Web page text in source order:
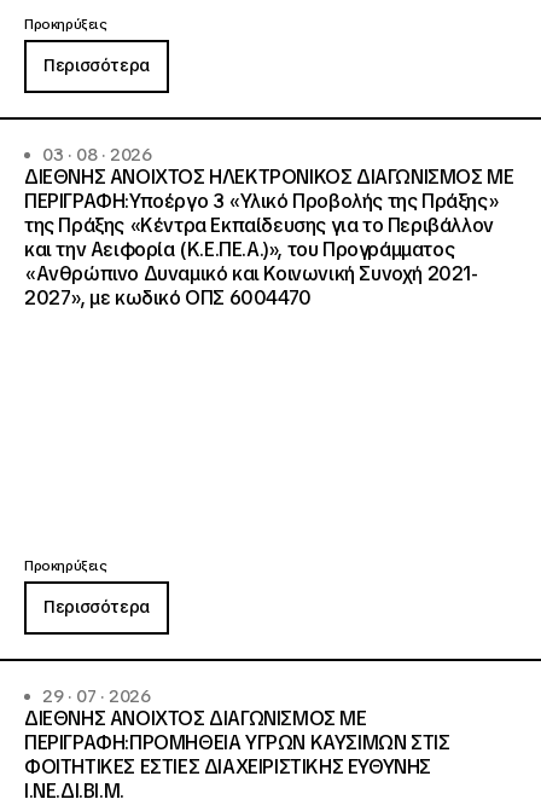
Προκηρύξεις
Περισσότερα
03 · 08 · 2026
ΔΙΕΘΝΗΣ ΑΝΟΙΧΤΟΣ ΗΛΕΚΤΡΟΝΙΚΟΣ ΔΙΑΓΩΝΙΣΜΟΣ ΜΕ
ΠΕΡΙΓΡΑΦΗ:Υποέργο 3 «Υλικό Προβολής της Πράξης»
της Πράξης «Κέντρα Εκπαίδευσης για το Περιβάλλον
και την Αειφορία (Κ.Ε.ΠΕ.Α.)», του Προγράμματος
«Ανθρώπινο Δυναμικό και Κοινωνική Συνοχή 2021-
2027», με κωδικό ΟΠΣ 6004470
Προκηρύξεις
Περισσότερα
29 · 07 · 2026
ΔΙΕΘΝΗΣ ΑΝΟΙΧΤΟΣ ΔΙΑΓΩΝΙΣΜΟΣ ΜΕ
ΠΕΡΙΓΡΑΦΗ:ΠΡΟΜΗΘΕΙΑ ΥΓΡΩΝ ΚΑΥΣΙΜΩΝ ΣΤΙΣ
ΦΟΙΤΗΤΙΚΕΣ ΕΣΤΙΕΣ ΔΙΑΧΕΙΡΙΣΤΙΚΗΣ ΕΥΘΥΝΗΣ
Ι.ΝΕ.ΔΙ.ΒΙ.Μ.